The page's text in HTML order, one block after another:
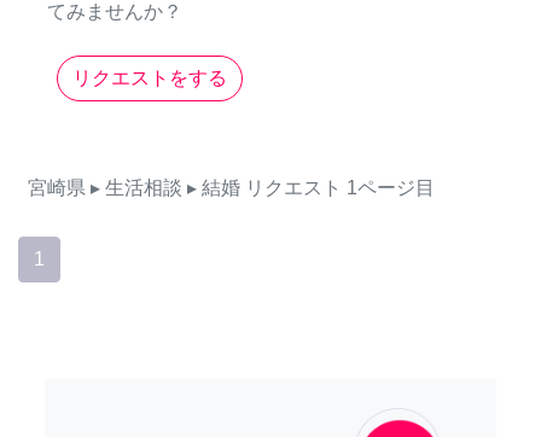
てみませんか？
リクエストをする
宮崎県 ▸ 生活相談 ▸ 結婚 リクエスト 1ページ目
1